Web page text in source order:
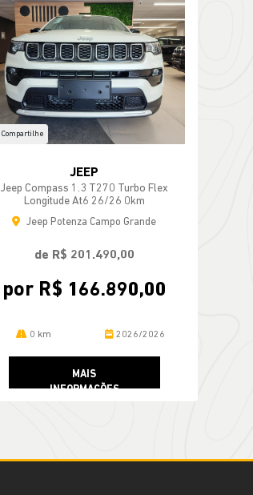
Compartilhe
JEEP
Jeep Compass 1.3 T270 Turbo Flex
Longitude At6 26/26 0km
Jeep Potenza Campo Grande
de R$ 201.490,00
por R$ 166.890,00
0 km 2026/2026
MAIS
INFORMAÇÕES